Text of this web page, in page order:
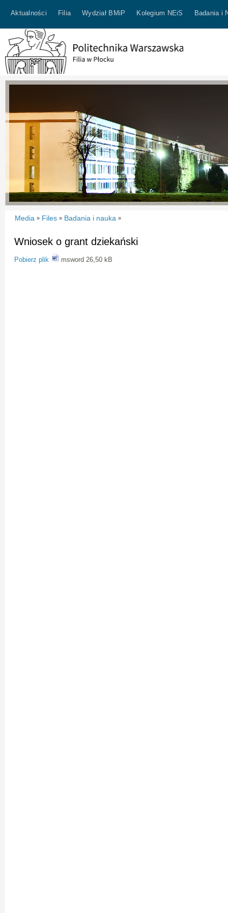
Aktualności Filia Wydział BMiP Kolegium NEiS Badania i
Media » Files » Badania i nauka »
Wniosek o grant dziekański
Pobierz plik msword 26,50 kB